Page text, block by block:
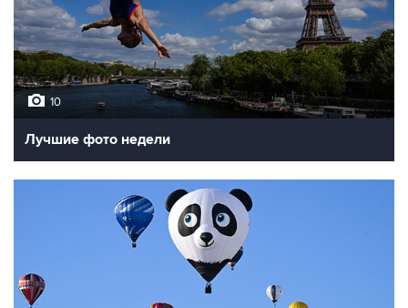
10
Лучшие фото недели